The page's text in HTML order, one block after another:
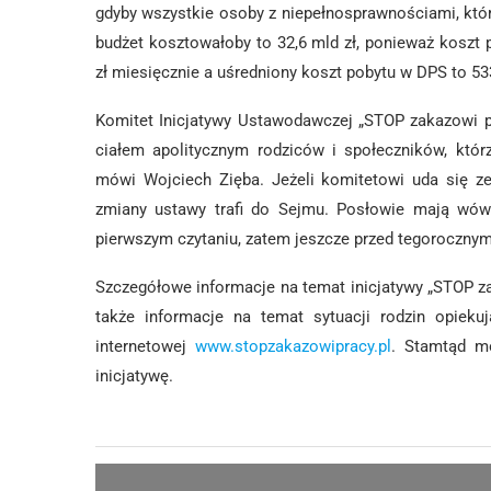
gdyby wszystkie osoby z niepełnosprawnościami,
budżet kosztowałoby to 32,6 mld zł, ponieważ
zł miesięcznie a uśredniony koszt pobytu w DPS to
Komitet Inicjatywy Ustawodawczej „STOP
ciałem apolitycznym rodziców i społeczników,
mówi Wojciech Zięba. Jeżeli komitetowi uda się
zmiany ustawy trafi do Sejmu. Posłowie mają
pierwszym czytaniu, zatem jeszcze przed
Szczegółowe informacje na temat inicjatywy „STOP
także informacje na temat sytuacji rodzin
internetowej www.stopzakazowipracy.pl . Stamtąd
inicjatywę.